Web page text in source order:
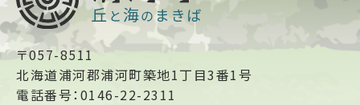
〒057-8511
北海道浦河郡浦河町築地1丁目3番1号
電話番号：0146-22-2311